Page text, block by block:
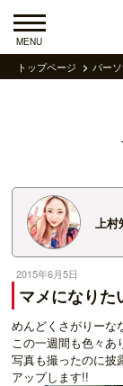
MENU
トップページ パー
上
2015年6月5日
マメになりた
めんどくさがりーな
この一週間も色々あ
写真も撮ったのに披
アップします!!